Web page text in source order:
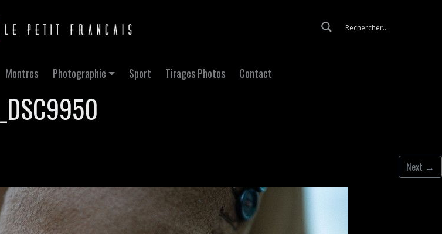
Montres Photographie Sport Tirages Photos Contact
_DSC9950
Next →